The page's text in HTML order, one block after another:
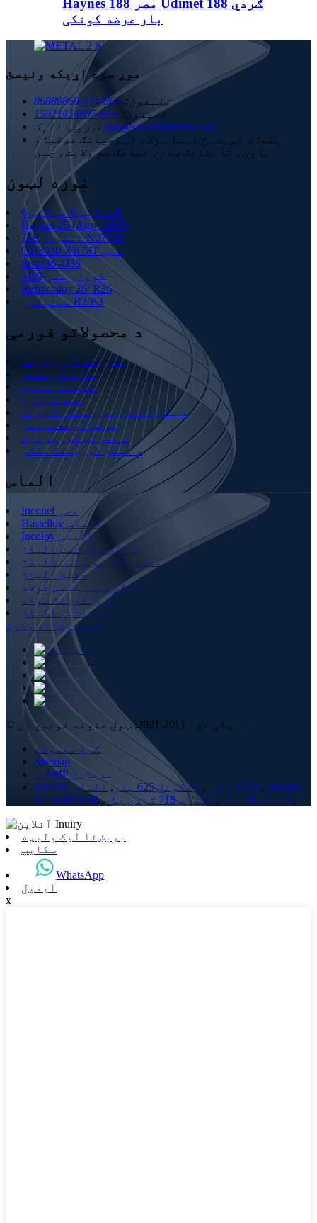
بار عرضه کونکی
موږ سره اړیکه ونیسئ
تلیفون: +86-511-86889860
تلیفون: +86-15921454807
بریښنالیک: info@sekonicmetals.com
پته: د لویدیځ فیما سړک، لیوجیانګ فوقیاو
ټاون، تایکانګ ښار، جیانګ سو ولایت، چین
غوره لټون
سټلایټ 6/ سټلایټ 6B
Haynes 25 (Aloy L605)
انکونل 718 N07718
GH3030 XH78T شیټ
Invar36-4J36
4J29-کووار مصر
Refractaloy 26/ R26
هستیلوی B2/B3
د محصولاتو فورمې
بارونه او روډونه
پاڼه او پلیټ
پایپ او ټیوب
پټه او ورق
د نکل الیاژ فورجینګ فلجونه
بولټ او فاسټینر
د پسرلي لوړ حرارت
د تیلو توربینګ هنګر
الماس
Inconel مصر
Hastelloy الماس
Incoloy الماس
د نکل پر بنسټ الیاژ
د کوبالټ پر بنسټ الیاژ
دقیق الیاژ
ځانګړی سټینلیس فولاد
د ویلډینګ مواد
د تیتانیم الیاژ
اوس پوښتنه وکړئ
© د چاپ حق - 2011-2021: ټول حقونه خوندي دي.
ګرم محصولات
Sitemap
د AMP موبایل
XH78T پاڼه , انکونل 625 بار , الماس C276, Inconel
X750 Helicoil, الماس 20 بار , الماس 718 ګردي بار ,
برېښنا لیک ولېږه
سکایپ
WhatsApp
ایمیل
x